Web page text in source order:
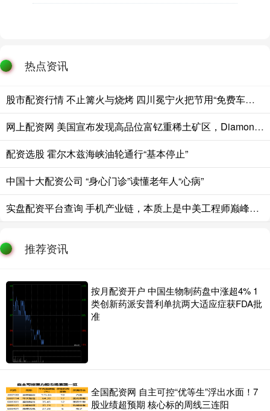
热点资讯
股市配资行情 不止篝火与烧烤 四川冕宁火把节用“免费车位+景区联动”实力宠客
网上配资网 美国宣布发现高品位富钇重稀土矿区，Diamond Creek项目公布最新勘探结果
配资选股 霍尔木兹海峡油轮通行“基本停止”
中国十大配资公司 “身心门诊”读懂老年人“心病”
实盘配资平台查询 手机产业链，本质上是中美工程师巅峰对决
推荐资讯
按月配资开户 中国生物制药盘中涨超4% 1
类创新药派安普利单抗两大适应症获FDA批
准
全国配资网 自主可控“优等生”浮出水面！7
股业绩超预期 核心标的周线三连阳